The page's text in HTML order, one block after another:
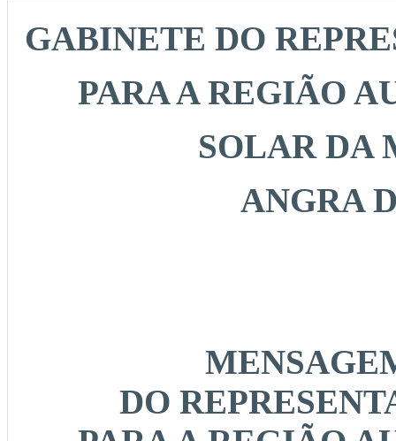
GABINETE DO
PARA A REGIÃO
SOLAR DA
ANGRA
DO